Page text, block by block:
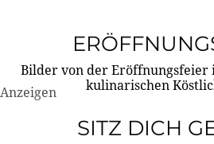
Bilder von der Eröffnungsfeier
kulinarischen
Anzeigen
SITZ DICH